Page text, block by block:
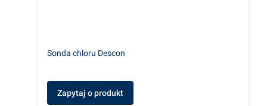
Sonda chloru Descon
Zapytaj o produkt